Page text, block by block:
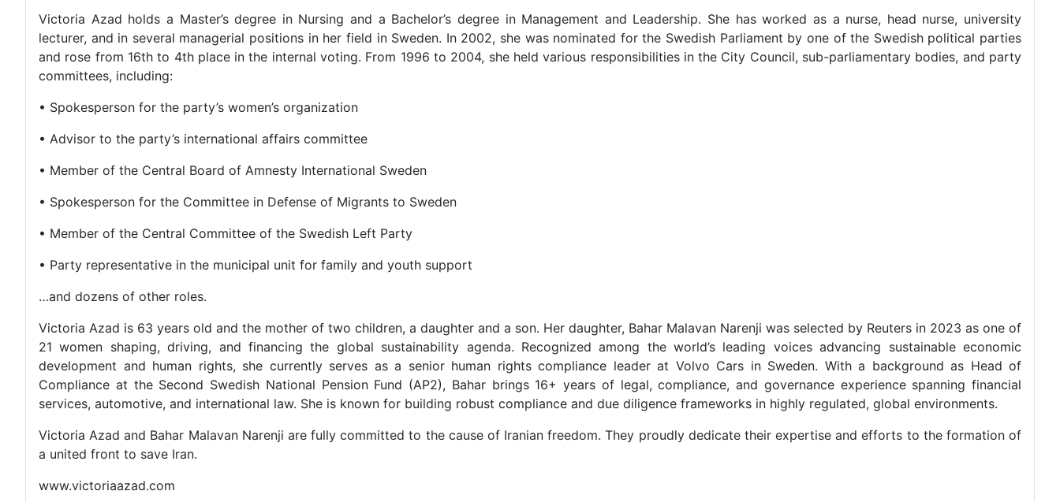
Victoria Azad holds a Master’s degree in Nursing and a Bachelor’s degree in Management and Leadership. She has worked as a nurse, head nurse, university
lecturer, and in several managerial positions in her field in Sweden. In 2002, she was nominated for the Swedish Parliament by one of the Swedish political parties
and rose from 16th to 4th place in the internal voting. From 1996 to 2004, she held various responsibilities in the City Council, sub-parliamentary bodies, and party
committees, including:
• Spokesperson for the party’s women’s organization
• Advisor to the party’s international affairs committee
• Member of the Central Board of Amnesty International Sweden
• Spokesperson for the Committee in Defense of Migrants to Sweden
• Member of the Central Committee of the Swedish Left Party
• Party representative in the municipal unit for family and youth support
…and dozens of other roles.
Victoria Azad is 63 years old and the mother of two children, a daughter and a son. Her daughter, Bahar Malavan Narenji was selected by Reuters in 2023 as one of
21 women shaping, driving, and financing the global sustainability agenda. Recognized among the world’s leading voices advancing sustainable economic
development and human rights, she currently serves as a senior human rights compliance leader at Volvo Cars in Sweden. With a background as Head of
Compliance at the Second Swedish National Pension Fund (AP2), Bahar brings 16+ years of legal, compliance, and governance experience spanning financial
services, automotive, and international law. She is known for building robust compliance and due diligence frameworks in highly regulated, global environments.
Victoria Azad and Bahar Malavan Narenji are fully committed to the cause of Iranian freedom. They proudly dedicate their expertise and efforts to the formation of
a united front to save Iran.
www.victoriaazad.com